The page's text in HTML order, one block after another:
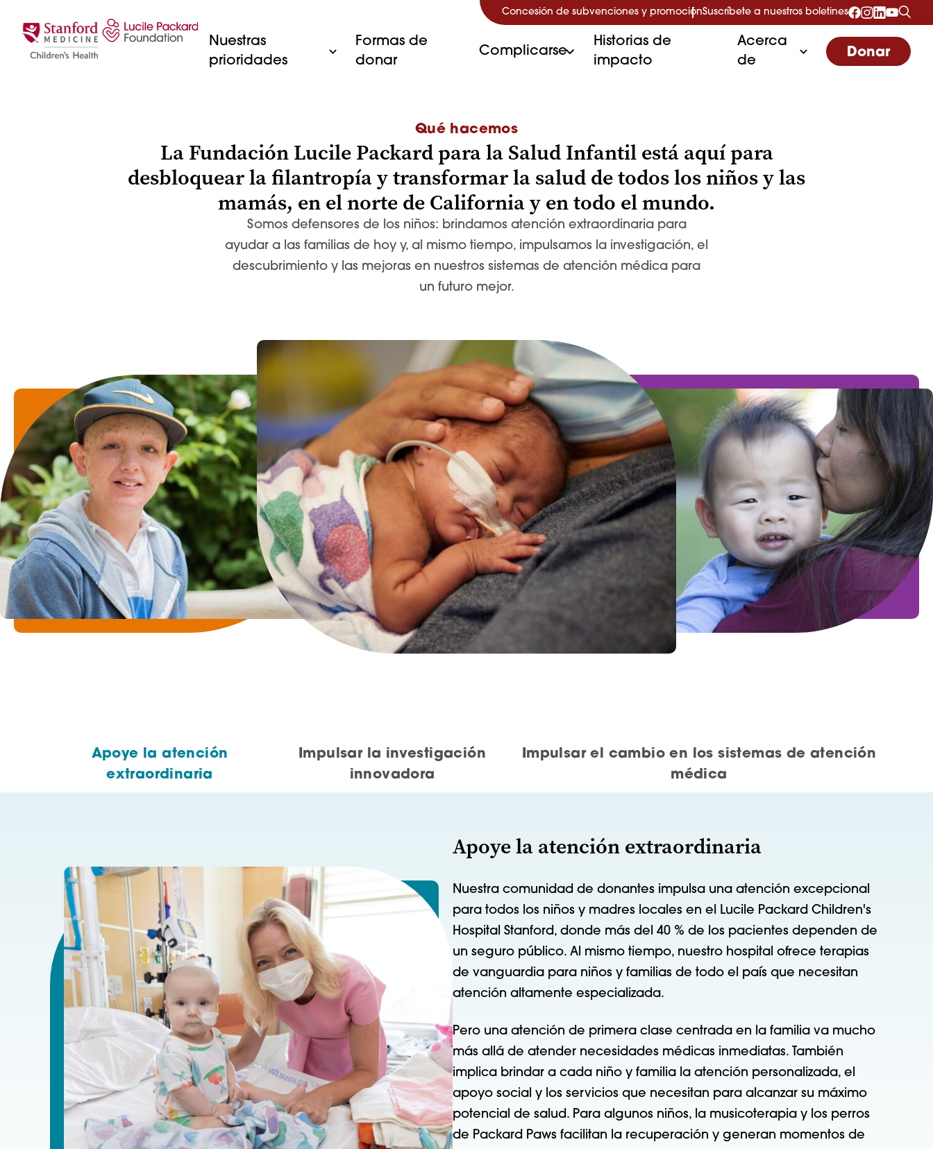
Concesión de subvenciones y promociónSuscríbete a nuestros boletines
Nuestras
prioridades
Formas de
donar
Complicarse
Historias de
impacto
Acerca
de
Donar
Qué hacemos
La Fundación Lucile Packard para la Salud Infantil está aquí para
desbloquear la filantropía y transformar la salud de todos los niños y las
mamás, en el norte de California y en todo el mundo.
Somos defensores de los niños: brindamos atención extraordinaria para
ayudar a las familias de hoy y, al mismo tiempo, impulsamos la investigación, el
descubrimiento y las mejoras en nuestros sistemas de atención médica para
un futuro mejor.
Apoye la atención
extraordinaria
Impulsar la investigación
innovadora
Impulsar el cambio en los sistemas de atención
médica
Apoye la atención extraordinaria
Nuestra comunidad de donantes impulsa una atención excepcional
para todos los niños y madres locales en el Lucile Packard Children's
Hospital Stanford, donde más del 40 % de los pacientes dependen de
un seguro público. Al mismo tiempo, nuestro hospital ofrece terapias
de vanguardia para niños y familias de todo el país que necesitan
atención altamente especializada.
Pero una atención de primera clase centrada en la familia va mucho
más allá de atender necesidades médicas inmediatas. También
implica brindar a cada niño y familia la atención personalizada, el
apoyo social y los servicios que necesitan para alcanzar su máximo
potencial de salud. Para algunos niños, la musicoterapia y los perros
de Packard Paws facilitan la recuperación y generan momentos de